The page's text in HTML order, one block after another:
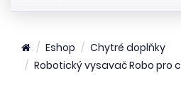
Eshop
Chytré doplňky
Robotický vysavač Robo pro